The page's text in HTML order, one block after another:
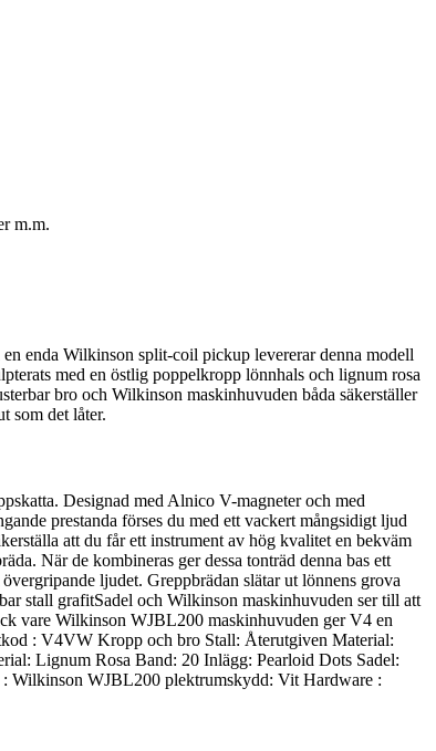
m.m.
enda Wilkinson split-coil pickup levererar denna modell
med en östlig poppelkropp lönnhals och lignum rosa
bro och Wilkinson maskinhuvuden båda säkerställer
som det låter.
Designad med Alnico V-magneter och med
prestanda förses du med ett vackert mångsidigt ljud
att du får ett instrument av hög kvalitet en bekväm
När de kombineras ger dessa tonträd denna bas ett
ljudet. Greppbrädan slätar ut lönnens grova
stall grafitSadel och Wilkinson maskinhuvuden ser till att
vare Wilkinson WJBL200 maskinhuvuden ger V4 en
: V4VW Kropp och bro Stall: Återutgiven Material:
Lignum Rosa Band: 20 Inlägg: Pearloid Dots Sadel:
Wilkinson WJBL200 plektrumskydd: Vit Hardware :